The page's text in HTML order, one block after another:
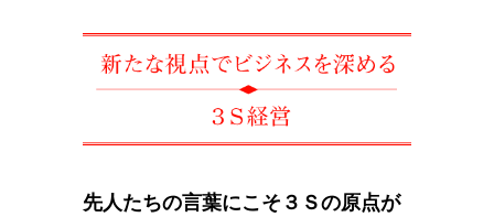
先人たちの言葉にこそ３Ｓの原点が